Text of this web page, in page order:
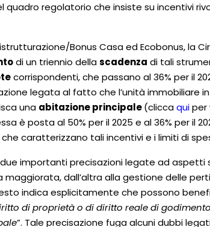
regolatorio che insiste su incentivi
Bonus Casa ed Ecobonus, la
di un triennio dellascadenza di tali
corrispondenti, che passano al 36% per il
legata al fatto che l’unità immobiliare
una abitazione principale(cliccaquiper
è posta al 50% per il 2025 e al 36% per il
caratterizzano tali incentivi e i limiti di
importanti precisazioni legate ad aspetti
maggiorata, dall’altra alla gestione delle
indica esplicitamente che possono
di proprietà o di diritto reale di
”. Tale precisazione fuga alcuni dubbi